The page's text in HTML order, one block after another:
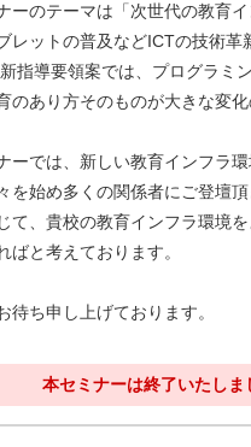
ーのテーマは「次世代の教育イ
レットの普及などICTの技術革
指導要領案では、プログラミ
のあり方そのものが大きな変化
ーでは、新しい教育インフラ
を始め多くの関係者にご登壇頂
て、貴校の教育インフラ環境
ばと考えております。
待ち申し上げております。
本セミナーは終了いたしま